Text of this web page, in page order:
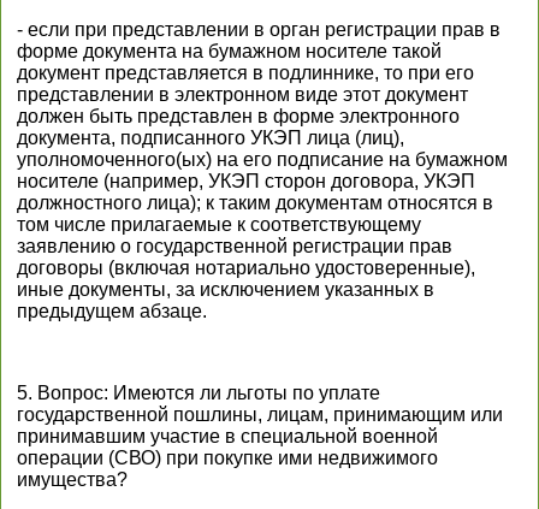
- если при представлении в орган регистрации прав в
форме документа на бумажном носителе такой
документ представляется в подлиннике, то при его
представлении в электронном виде этот документ
должен быть представлен в форме электронного
документа, подписанного УКЭП лица (лиц),
уполномоченного(ых) на его подписание на бумажном
носителе (например, УКЭП сторон договора, УКЭП
должностного лица); к таким документам относятся в
том числе прилагаемые к соответствующему
заявлению о государственной регистрации прав
договоры (включая нотариально удостоверенные),
иные документы, за исключением указанных в
предыдущем абзаце.
5. Вопрос: Имеются ли льготы по уплате
государственной пошлины, лицам, принимающим или
принимавшим участие в специальной военной
операции (СВО) при покупке ими недвижимого
имущества?